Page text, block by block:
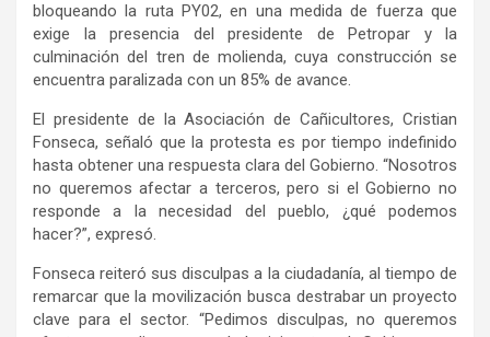
bloqueando la ruta PY02, en una medida de fuerza que
exige la presencia del presidente de Petropar y la
culminación del tren de molienda, cuya construcción se
encuentra paralizada con un 85% de avance.
El presidente de la Asociación de Cañicultores, Cristian
Fonseca, señaló que la protesta es por tiempo indefinido
hasta obtener una respuesta clara del Gobierno. “Nosotros
no queremos afectar a terceros, pero si el Gobierno no
responde a la necesidad del pueblo, ¿qué podemos
hacer?”, expresó.
Fonseca reiteró sus disculpas a la ciudadanía, al tiempo de
remarcar que la movilización busca destrabar un proyecto
clave para el sector. “Pedimos disculpas, no queremos